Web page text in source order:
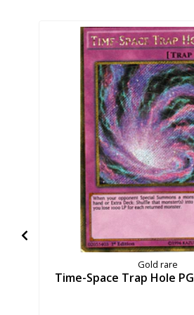
Gold rare
Time-Space Trap Hole